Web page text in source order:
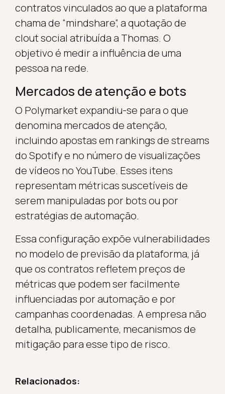
contratos vinculados ao que a plataforma
chama de “mindshare”, a quotação de
clout social atribuída a Thomas. O
objetivo é medir a influência de uma
pessoa na rede.
Mercados de atenção e bots
O Polymarket expandiu-se para o que
denomina mercados de atenção,
incluindo apostas em rankings de streams
do Spotify e no número de visualizações
de vídeos no YouTube. Esses itens
representam métricas suscetíveis de
serem manipuladas por bots ou por
estratégias de automação.
Essa configuração expõe vulnerabilidades
no modelo de previsão da plataforma, já
que os contratos refletem preços de
métricas que podem ser facilmente
influenciadas por automação e por
campanhas coordenadas. A empresa não
detalha, publicamente, mecanismos de
mitigação para esse tipo de risco.
Relacionados: